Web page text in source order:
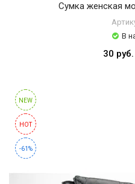
Сумка женская
В
30 руб.
NEW
HOT
-61%